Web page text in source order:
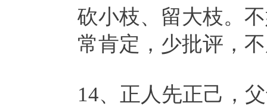
砍小枝、留大枝。
常肯定，少批评，
14、正人先正己，